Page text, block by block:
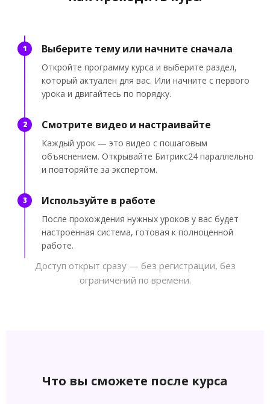
1 Выберите тему или начните сначала
Откройте программу курса и выберите раздел,
который актуален для вас. Или начните с первого
урока и двигайтесь по порядку.
2 Смотрите видео и настраивайте
Каждый урок — это видео с пошаговым
объяснением. Открывайте Битрикс24 параллельно
и повторяйте за экспертом.
3 Используйте в работе
После прохождения нужных уроков у вас будет
настроенная система, готовая к полноценной
работе.
Доступ открыт сразу — без регистрации, без
ограничений по времени.
Что вы сможете после курса